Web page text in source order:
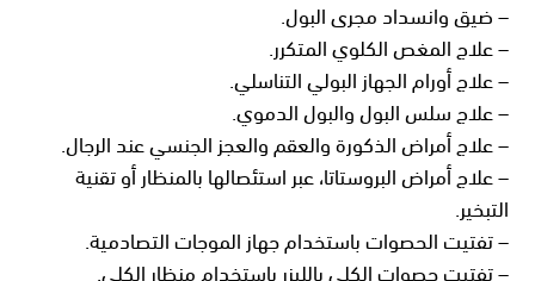
– ضيق وانسداد مجرى البول.
– علاج المغص الكلوي المتكرر.
– علاج أورام الجهاز البولي التناسلي.
– علاج سلس البول والبول الدموي.
– علاج أمراض الذكورة والعقم والعجز الجنسي عند الرجال.
– علاج أمراض البروستاتا، عبر استئصالها بالمنظار أو تقنية
التبخير.
– تفتيت الحصوات باستخدام جهاز الموجات التصادمية.
– تفتيت حصوات الكلى بالليزر باستخدام منظار الكلى.